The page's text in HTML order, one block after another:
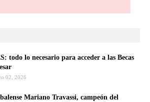
todo lo necesario para acceder a las Becas
02, 2026
Mariano Travassi, campeón del